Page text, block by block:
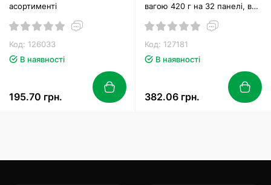
асортименті
Код: 126033
В наявності
195.70 грн.
вагою 420 г на 32 панелі, в
комплекті
Код: 127181
В наявності
382.06 грн.